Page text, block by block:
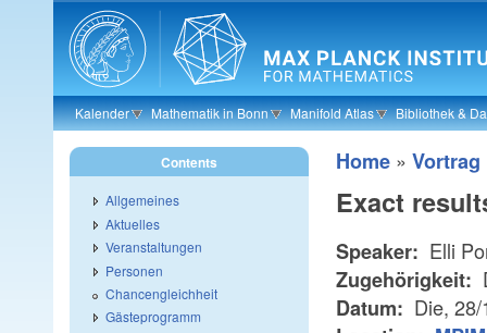
Skip to main content
Kalender Mathematik in Bonn Manifold Atlas Bibliothek &
Home » Vortrag
Exact
Speaker: Elli
Zugehörigkeit:
Datum: Die,
Contents
Allgemeines
Aktuelles
Veranstaltungen
Personen
Chancengleichheit
Gästeprogramm